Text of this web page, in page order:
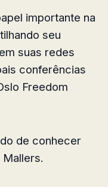
importante na
seu
suas redes
conferências
Freedom
de conhecer